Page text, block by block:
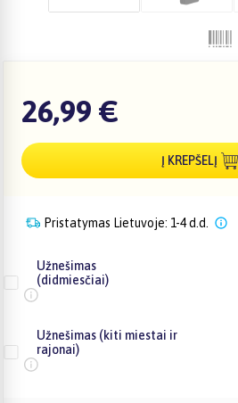
26,99 €
Į KREPŠELĮ
Pristatymas Lietuvoje: 1-4 d.d.
Užnešimas
(didmiesčiai)
Užnešimas (kiti miestai ir
rajonai)